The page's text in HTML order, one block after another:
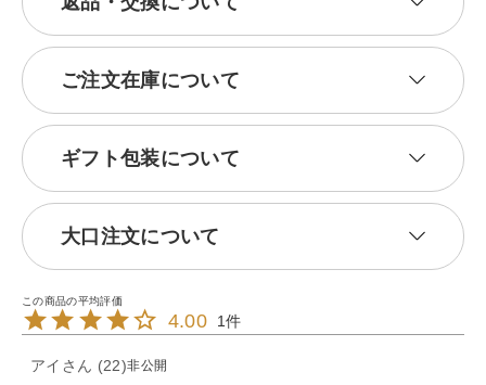
ご注文在庫について
ギフト包装について
大口注文について
4.00 1
アイ 22 非公開